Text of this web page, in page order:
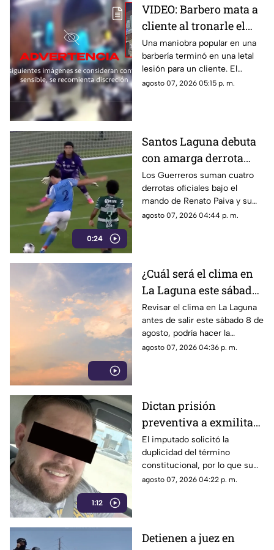
VIDEO: Barbero mata a
cliente al tronarle el
cuello mientras le
cortaba el cabello
Una maniobra popular en una
barbería terminó en una letal
lesión para un cliente. El
momento quedó registrado
agosto 07, 2026 05:15 p. m.
0:24
Santos Laguna debuta
con amarga derrota
ante el New York City
en la Leagues Cup
Los Guerreros suman cuatro
derrotas oficiales bajo el
mando de Renato Paiva y su
próximo reto será ante el
agosto 07, 2026 04:44 p. m.
¿Cuál será el clima en
La Laguna este sábado
8 de agosto 2026?
Revisar el clima en La Laguna
antes de salir este sábado 8 de
agosto, podría hacer la
diferencia entre un día
agosto 07, 2026 04:36 p. m.
1:12
Dictan prisión
preventiva a exmilitar
estadounidense por
asesinato de tres
personas en Coahuila
El imputado solicitó la
duplicidad del término
constitucional, por lo que su
situación jurídica se definirá
agosto 07, 2026 04:22 p. m.
Detienen a juez en